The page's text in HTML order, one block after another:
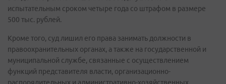
испытательным сроком четыре года со штрафом в размере
500 тыс. рублей.
Кроме того, суд лишил его права занимать должности в
правоохранительных органах, а также на государственной и
муниципальной службе, связанные с осуществлением
функций представителя власти, организационно-